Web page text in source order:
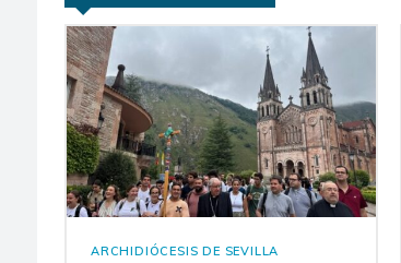
ARCHIDIÓCESIS DE SEVILLA